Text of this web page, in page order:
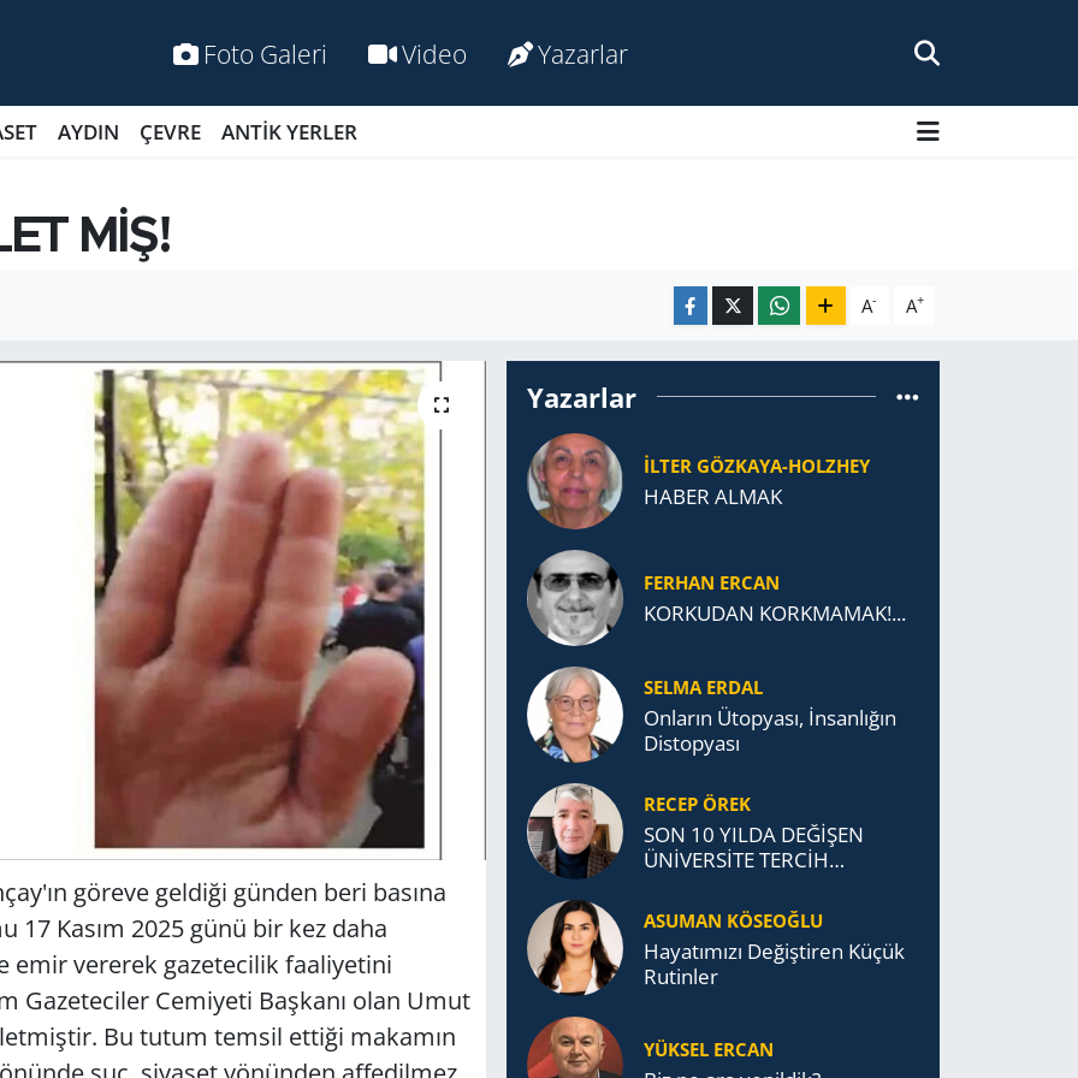
Foto Galeri Video Yazarlar
AYDIN ÇEVRE ANTİK YERLER
MİŞ!
A- A+
göreve geldiği günden beri basına
17 Kasım 2025 günü bir kez daha
vererek gazetecilik faaliyetini
Gazeteciler Cemiyeti Başkanı olan Umut
Bu tutum temsil ettiği makamın
Yazarlar
İLTER GÖZKAYA-HOLZHEY
HABER ALMAK
FERHAN ERCAN
KORKUDAN KORKMAMAK!...
SELMA ERDAL
Onların Ütopyası, İnsanlığın
Distopyası
RECEP ÖREK
SON 10 YILDA DEĞİŞEN
ÜNİVERSİTE TERCİH
ASUMAN KÖSEOĞLU
Ha­ya­tı­mı­zı De­ğiş­ti­ren Küçük
Ru­tin­ler
YÜKSEL ERCAN